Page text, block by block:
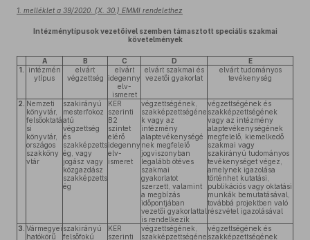
1. melléklet a 39/2020. (X. 30.) EMMI rendelethez
Intézménytípusok vezetőivel szemben támasztott speciális szakmai
követelmények
A B C D
E
1.
intézmén
ytípus
elvárt
végzettség
elvárt
idegenny
elv-
ismeret
elvárt szakmai és
vezetői gyakorlat
elvárt tudományos
tevékenység
2. Nemzeti
könyvtár,
felsőoktatá
si
könyvtár,
országos
szakköny
vtár
szakirányú
mesterfokoz
atú
végzettség
és
szakképzetts
ég, vagy
jogász vagy
közgazdász
szakképzetts
ég
KER
szerinti
B2
szintet
elérő
idegenny
elv-
ismeret
végzettségének,
szakképzettségéne
k vagy az
intézmény
alaptevékenységé
nek megfelelő
jogviszonyban
legalább ötéves
szakmai
gyakorlatot
szerzett, valamint
a megbízás
időpontjában
vezetői gyakorlattal
is rendelkezik
végzettségének és
szakképzettségének
vagy az intézmény
alaptevékenységének
megfelelő, kiemelkedő
szakmai vagy
szakirányú tudományos
tevékenységet végez,
amelynek igazolása
történhet kutatási,
publikációs vagy oktatási
munkák bemutatásával,
továbbá projektben való
részvétel igazolásával
3. Vármegyei
hatókörű
szakirányú
felsőfokú
KER
szerinti
végzettségének,
szakképzettségéne
végzettségének és
szakképzettségének